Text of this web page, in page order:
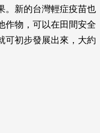
。新的台灣輕症疫苗也
作物，可以在田間安全
可初步發展出來，大約